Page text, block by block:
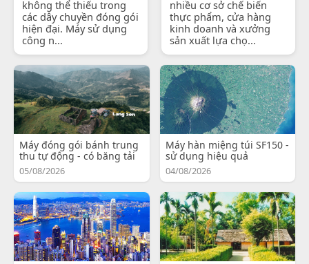
không thể thiếu trong
các dây chuyền đóng gói
hiện đại. Máy sử dụng
công n...
nhiều cơ sở chế biến
thực phẩm, cửa hàng
kinh doanh và xưởng
sản xuất lựa chọ...
Máy đóng gói bánh trung
thu tự động - có băng tải
05/08/2026
Máy hàn miệng túi SF150 -
sử dụng hiệu quả
04/08/2026